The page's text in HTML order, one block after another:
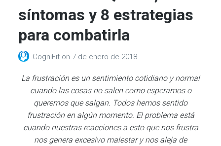
síntomas y 8 estrategias
para combatirla
CogniFit on 7 de enero de 2018
La frustración es un sentimiento cotidiano y normal
cuando las cosas no salen como esperamos o
queremos que salgan. Todos hemos sentido
frustración en algún momento. El problema está
cuando nuestras reacciones a esto que nos frustra
nos genera excesivo malestar y nos aleja de